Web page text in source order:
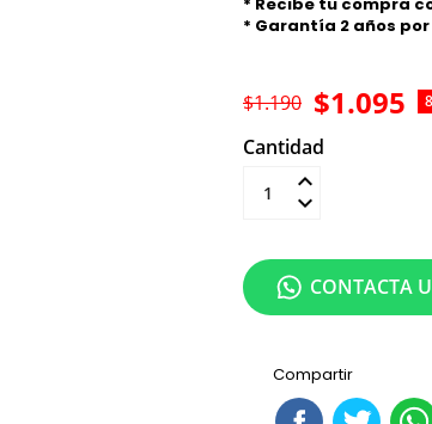
* Garantía 2 años
$1.095
$1.190
Cantidad
Compartir
CONTACTA